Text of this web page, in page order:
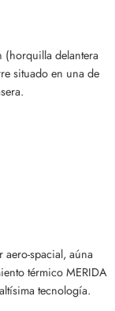
(horquilla delantera
situado en una de
aero-spacial, aúna
térmico MERIDA
tecnología.